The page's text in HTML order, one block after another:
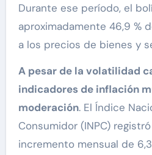
Durante ese período, el
aproximadamente 46,9 %
a los precios de bienes y
A pesar de la volatilidad
indicadores de inflación
moderación. El Índice
Consumidor (INPC)
incremento mensual de